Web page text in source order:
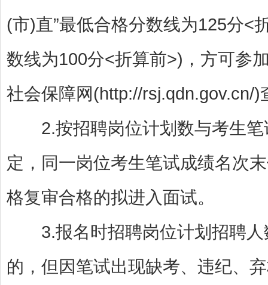
(市)直”最低合格分数线为125分<
数线为100分<折算前>)，方可参
社会保障网(http://rsj.qdn.gov.cn/
2.按招聘岗位计划数与考生笔
定，同一岗位考生笔试成绩名次
格复审合格的拟进入面试。
3.报名时招聘岗位计划招聘人
的，但因笔试出现缺考、违纪、